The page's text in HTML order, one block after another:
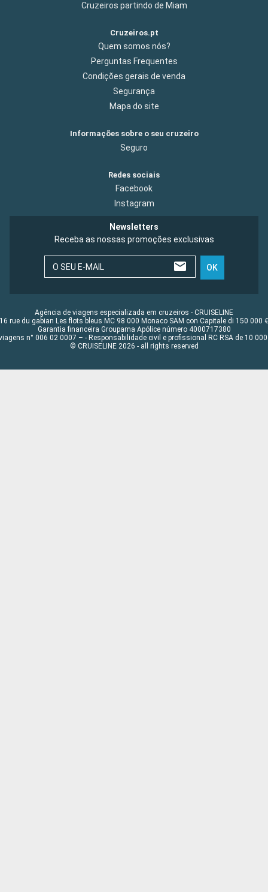
Cruzeiros partindo de Miam
Cruzeiros.pt
Quem somos nós?
Perguntas Frequentes
Condições gerais de venda
Segurança
Mapa do site
Informações sobre o seu cruzeiro
Seguro
Redes sociais
Facebook
Instagram
Newsletters
Receba as nossas promoções exclusivas
O SEU E-MAIL OK
Agência de viagens especializada em cruzeiros - CRUISELINE
16 rue du gabian Les flots bleus MC 98 000 Monaco SAM con Capitale di 150 000 €
Garantia financeira Groupama Apólice número 4000717380
n° 006 02 0007 – - Responsabilidade civil e profissional RC RSA de 10 000
© CRUISELINE 2026 - all rights reserved